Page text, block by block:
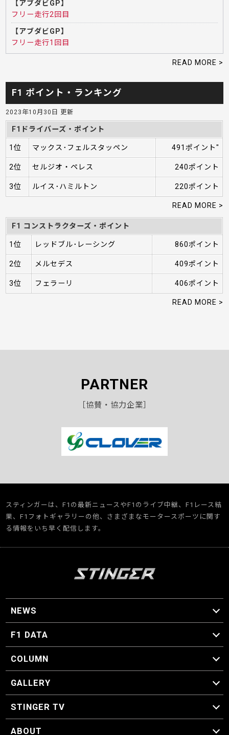
【アブダビGP】
フリー走行2回目
【アブダビGP】
フリー走行1回目
READ MORE >
F1 ポイント・ランキング
2023年10月30日 更新
F1ドライバーズ・ポイント
1位 マックス･フェルスタッペン 491ポイント"
2位 セルジオ・ペレス 240ポイント
3位 ルイス･ハミルトン 220ポイント
READ MORE >
F1 コンストラクターズ・ポイント
1位 レッドブル･レーシング 860ポイント
2位 メルセデス 409ポイント
3位 フェラーリ 406ポイント
READ MORE >
PARTNER
［協賛・協力企業］
スティンガーは、F1の最新ニュースやF1のライブ中継、F1レース結
果、F1フォトギャラリーの他、さまざまなモータースポーツに関す
る情報をいち早く配信します。
NEWS
F1 ニュース
F1 DATA
F1 日程
F1 データ
COLUMN
マイ・ワンダフル・サーキット
スクーデリア・一方通行
F1に燃え、ゴルフに泣く日々。
スティングくんの部屋
GALLERY
GALLERY
STINGER TV
STINGER TV
ABOUT